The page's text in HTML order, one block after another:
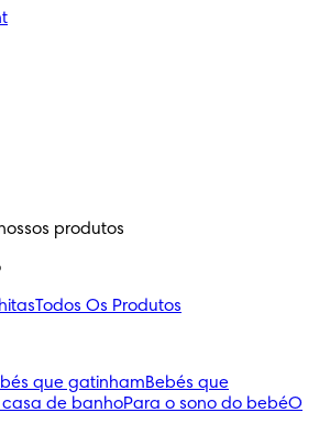
produtos
Todos Os Produtos
que gatinhamBebés que
casa de banhoPara o sono do bebéO